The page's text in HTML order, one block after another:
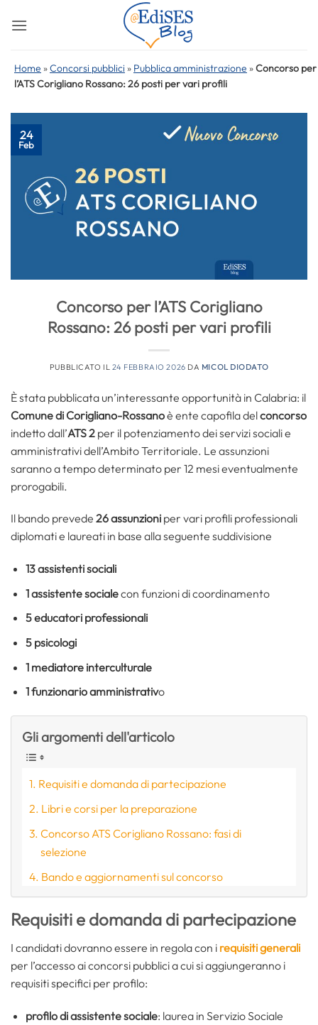
Home »Concorsi pubblici » Pubblica amministrazione »Concorso per
l’ATS Corigliano Rossano: 26 posti per vari profili
24
Feb
Concorso per l’ATS Corigliano
Rossano: 26 posti per vari profili
PUBBLICATO IL 24 FEBBRAIO 2026 DA MICOL DIODATO
È stata pubblicata un’interessante opportunità in Calabria: il
Comune di Corigliano-Rossanoè ente capofila delconcorso
indetto dall’ATS 2 per il potenziamento dei servizi sociali e
amministrativi dell’Ambito Territoriale. Le assunzioni
saranno a tempo determinato per 12 mesi eventualmente
prorogabili.
Il bando prevede 26 assunzioni per vari profili professionali
diplomati e laureati in base alla seguente suddivisione
13 assistenti sociali
1 assistente socialecon funzioni di coordinamento
5 educatori professionali
5 psicologi
1 mediatore interculturale
1 funzionario amministrativo
Gli argomenti dell'articolo
Requisiti e domanda di partecipazione
Libri e corsi per la preparazione
Concorso ATS Corigliano Rossano: fasi di
selezione
Bando e aggiornamenti sul concorso
Requisiti e domanda di partecipazione
I candidati dovranno essere in regola con i requisiti generali
per l’accesso ai concorsi pubblici a cui si aggiungeranno i
requisiti specifici per profilo:
profilo di assistente sociale: laurea in Servizio Sociale